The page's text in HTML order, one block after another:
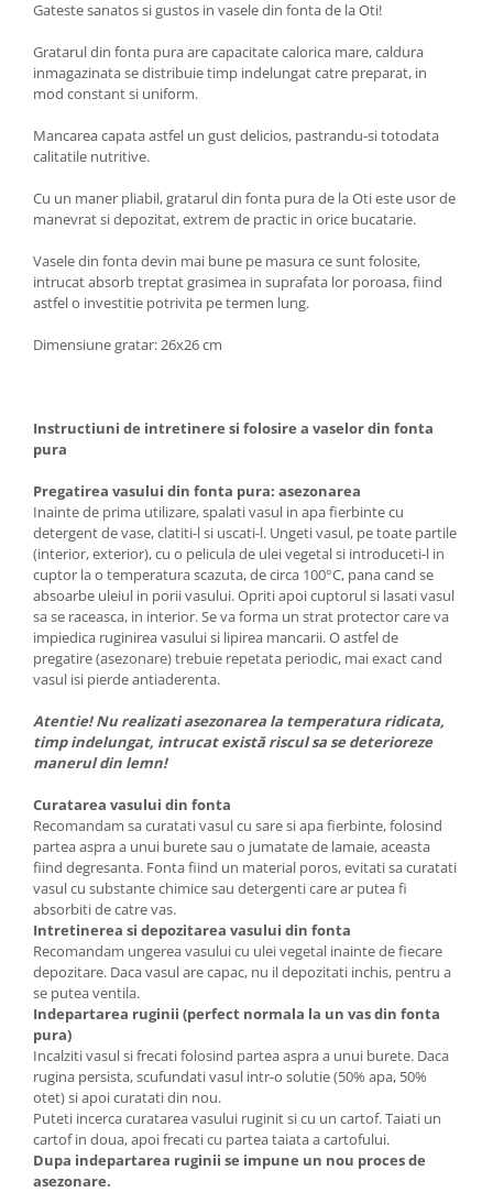
Gateste sanatos si gustos in vasele din fonta de la Oti!
Gratarul din fonta pura are capacitate calorica mare, caldura
inmagazinata se distribuie timp indelungat catre preparat, in
mod constant si uniform.
Mancarea capata astfel un gust delicios, pastrandu-si totodata
calitatile nutritive.
Cu un maner pliabil, gratarul din fonta pura de la Oti este usor de
manevrat si depozitat, extrem de practic in orice bucatarie.
Vasele din fonta devin mai bune pe masura ce sunt folosite,
intrucat absorb treptat grasimea in suprafata lor poroasa, fiind
astfel o investitie potrivita pe termen lung.
Dimensiune gratar: 26x26 cm
Instructiuni de intretinere si folosire a vaselor din fonta
pura
Pregatirea vasului din fonta pura: asezonarea
Inainte de prima utilizare, spalati vasul in apa fierbinte cu
detergent de vase, clatiti-l si uscati-l. Ungeti vasul, pe toate partile
(interior, exterior), cu o pelicula de ulei vegetal si introduceti-l in
cuptor la o temperatura scazuta, de circa 100°C, pana cand se
absoarbe uleiul in porii vasului. Opriti apoi cuptorul si lasati vasul
sa se raceasca, in interior. Se va forma un strat protector care va
impiedica ruginirea vasului si lipirea mancarii. O astfel de
pregatire (asezonare) trebuie repetata periodic, mai exact cand
vasul isi pierde antiaderenta.
Atentie! Nu realizati asezonarea la temperatura ridicata,
timp indelungat, intrucat există riscul sa se deterioreze
manerul din lemn!
Curatarea vasului din fonta
Recomandam sa curatati vasul cu sare si apa fierbinte, folosind
partea aspra a unui burete sau o jumatate de lamaie, aceasta
fiind degresanta. Fonta fiind un material poros, evitati sa curatati
vasul cu substante chimice sau detergenti care ar putea fi
absorbiti de catre vas.
Intretinerea si depozitarea vasului din fonta
Recomandam ungerea vasului cu ulei vegetal inainte de fiecare
depozitare. Daca vasul are capac, nu il depozitati inchis, pentru a
se putea ventila.
Indepartarea ruginii (perfect normala la un vas din fonta
pura)
Incalziti vasul si frecati folosind partea aspra a unui burete. Daca
rugina persista, scufundati vasul intr-o solutie (50% apa, 50%
otet) si apoi curatati din nou.
Puteti incerca curatarea vasului ruginit si cu un cartof. Taiati un
cartof in doua, apoi frecati cu partea taiata a cartofului.
Dupa indepartarea ruginii se impune un nou proces de
asezonare.